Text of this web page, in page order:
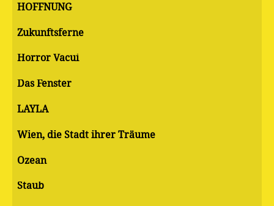
HOFFNUNG
Zukunftsferne
Horror Vacui
Das Fenster
LAYLA
Wien, die Stadt ihrer Träume
Ozean
Staub